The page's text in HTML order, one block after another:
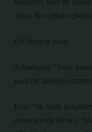
bağırıyor, hem de
diyor. Bir çelişki
Bir diyalog daha:
Arkadaşım: “Yani,
nasıl bir deneyim
Ben: “İlk başta
sonra içimde bir ses,